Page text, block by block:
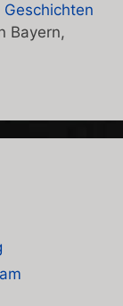
Geschichten
Bayern,